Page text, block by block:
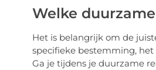
Welke
Het is belangrijk om de
specifieke bestemming,
Ga je tijdens je duurzame